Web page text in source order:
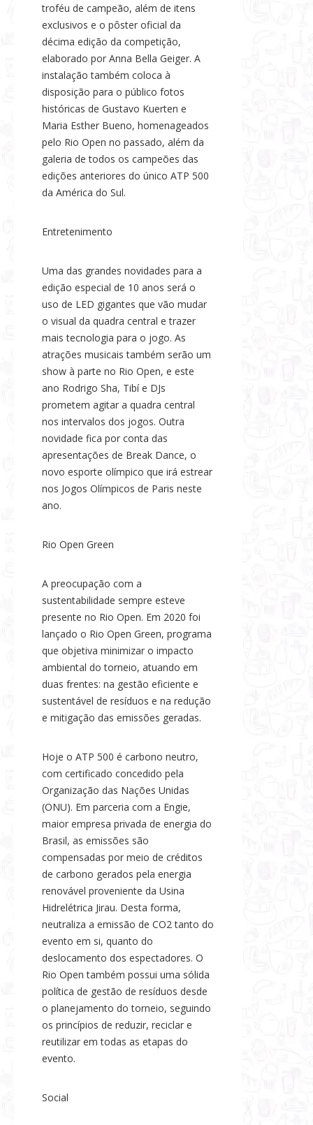
troféu de campeão, além de itens
exclusivos e o pôster oficial da
décima edição da competição,
elaborado por Anna Bella Geiger. A
instalação também coloca à
disposição para o público fotos
históricas de Gustavo Kuerten e
Maria Esther Bueno, homenageados
pelo Rio Open no passado, além da
galeria de todos os campeões das
edições anteriores do único ATP 500
da América do Sul.
Entretenimento
Uma das grandes novidades para a
edição especial de 10 anos será o
uso de LED gigantes que vão mudar
o visual da quadra central e trazer
mais tecnologia para o jogo. As
atrações musicais também serão um
show à parte no Rio Open, e este
ano Rodrigo Sha, Tibí e DJs
prometem agitar a quadra central
nos intervalos dos jogos. Outra
novidade fica por conta das
apresentações de Break Dance, o
novo esporte olímpico que irá estrear
nos Jogos Olímpicos de Paris neste
ano.
Rio Open Green
A preocupação com a
sustentabilidade sempre esteve
presente no Rio Open. Em 2020 foi
lançado o Rio Open Green, programa
que objetiva minimizar o impacto
ambiental do torneio, atuando em
duas frentes: na gestão eficiente e
sustentável de resíduos e na redução
e mitigação das emissões geradas.
Hoje o ATP 500 é carbono neutro,
com certificado concedido pela
Organização das Nações Unidas
(ONU). Em parceria com a Engie,
maior empresa privada de energia do
Brasil, as emissões são
compensadas por meio de créditos
de carbono gerados pela energia
renovável proveniente da Usina
Hidrelétrica Jirau. Desta forma,
neutraliza a emissão de CO2 tanto do
evento em si, quanto do
deslocamento dos espectadores. O
Rio Open também possui uma sólida
política de gestão de resíduos desde
o planejamento do torneio, seguindo
os princípios de reduzir, reciclar e
reutilizar em todas as etapas do
evento.
Social